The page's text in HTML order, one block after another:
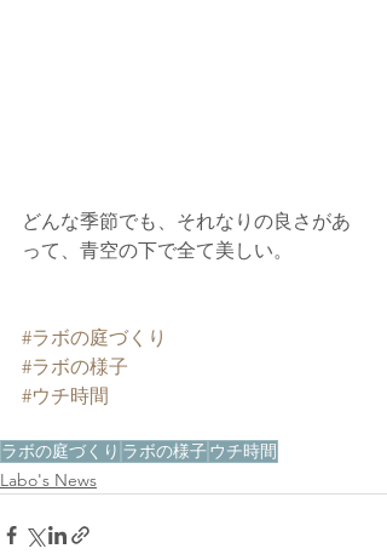
どんな季節でも、それなりの良さがあ
って、青空の下で全て美しい。
#ラボの庭づくり
#ラボの様子
#ウチ時間
ラボの庭づくり ラボの様子 ウチ時間
Labo's News